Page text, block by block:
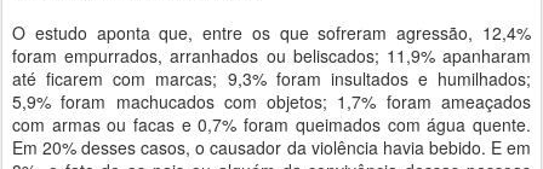
O estudo aponta que, entre os que sofreram agressão, 12,4%
foram empurrados, arranhados ou beliscados; 11,9% apanharam
até ficarem com marcas; 9,3% foram insultados e humilhados;
5,9% foram machucados com objetos; 1,7% foram ameaçados
com armas ou facas e 0,7% foram queimados com água quente.
Em 20% desses casos, o causador da violência havia bebido. E em